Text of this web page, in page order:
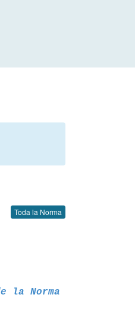
Toda la Norma
la Norma